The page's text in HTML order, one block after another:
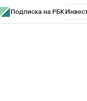
Подписка на РБК